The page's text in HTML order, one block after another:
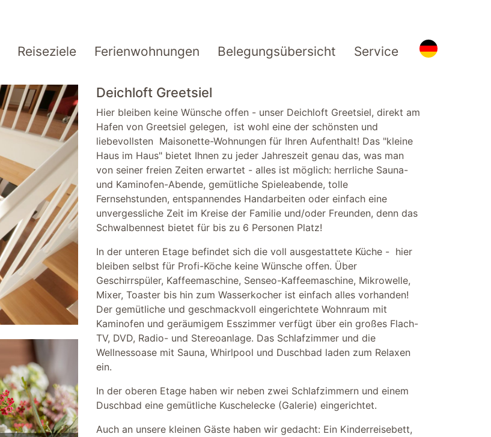
Reiseziele Ferienwohnungen Belegungsübersicht Service
Deichloft Greetsiel
Hier bleiben keine Wünsche offen - unser Deichloft Greetsiel, direkt am
Hafen von Greetsiel gelegen, ist wohl eine der schönsten und
liebevollsten Maisonette-Wohnungen für Ihren Aufenthalt! Das "kleine
Haus im Haus" bietet Ihnen zu jeder Jahreszeit genau das, was man
von seiner freien Zeiten erwartet - alles ist möglich: herrliche Sauna-
und Kaminofen-Abende, gemütliche Spieleabende, tolle
Fernsehstunden, entspannendes Handarbeiten oder einfach eine
unvergessliche Zeit im Kreise der Familie und/oder Freunden, denn das
Schwalbennest bietet für bis zu 6 Personen Platz!
In der unteren Etage befindet sich die voll ausgestattete Küche - hier
bleiben selbst für Profi-Köche keine Wünsche offen. Über
Geschirrspüler, Kaffeemaschine, Senseo-Kaffeemaschine, Mikrowelle,
Mixer, Toaster bis hin zum Wasserkocher ist einfach alles vorhanden!
Der gemütliche und geschmackvoll eingerichtete Wohnraum mit
Kaminofen und geräumigem Esszimmer verfügt über ein großes Flach-
TV, DVD, Radio- und Stereoanlage. Das Schlafzimmer und die
Wellnessoase mit Sauna, Whirlpool und Duschbad laden zum Relaxen
ein.
In der oberen Etage haben wir neben zwei Schlafzimmern und einem
Duschbad eine gemütliche Kuschelecke (Galerie) eingerichtet.
Auch an unsere kleinen Gäste haben wir gedacht: Ein Kinderreisebett,